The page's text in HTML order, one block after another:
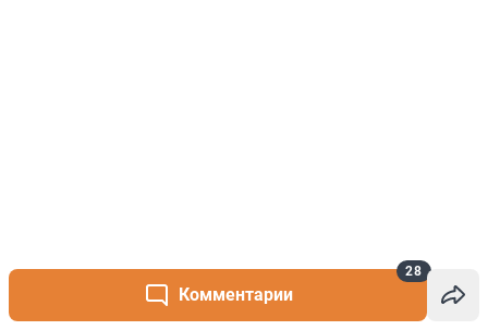
Комментарии
28